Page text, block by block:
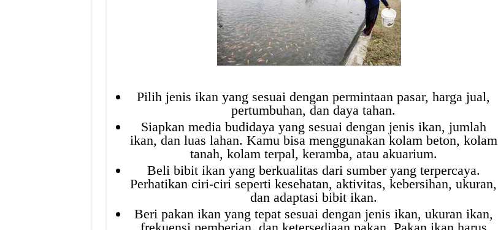
Pilih jenis ikan yang sesuai dengan permintaan pasar, harga jual,
pertumbuhan, dan daya tahan.
Siapkan media budidaya yang sesuai dengan jenis ikan, jumlah
ikan, dan luas lahan. Kamu bisa menggunakan kolam beton, kolam
tanah, kolam terpal, keramba, atau akuarium.
Beli bibit ikan yang berkualitas dari sumber yang terpercaya.
Perhatikan ciri-ciri seperti kesehatan, aktivitas, kebersihan, ukuran,
dan adaptasi bibit ikan.
Beri pakan ikan yang tepat sesuai dengan jenis ikan, ukuran ikan,